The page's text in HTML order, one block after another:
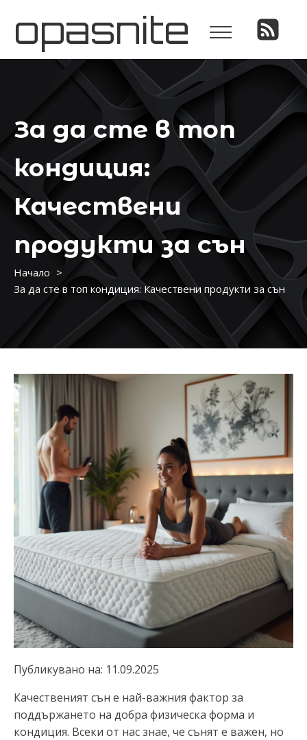
opasnite
За да сте в топ
кондиция:
Качествени
продукти за сън
Начало
За да сте в топ кондиция: Качествени продукти за сън
Публикувано на: 11.09.2025
Качественият сън е най-важния фактор за
поддържането на добра физическа форма и
кондиция. Всеки от нас знае, че сънят е важен, но